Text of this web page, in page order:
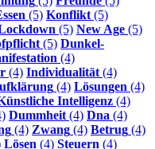
(5) Konflikt(5)
(5) New Age (5)
(5) Dunkel-
(4)
(4) Individualität(4)
(4) Lösungen (4)
Intelligenz (4)
Dummheit(4) Dna (4)
(4) Zwang (4) Betrug (4)
Lösen (4) Steuern (4)